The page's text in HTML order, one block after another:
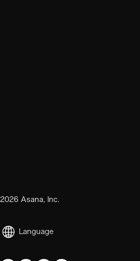
2026Asana, Inc.
Language